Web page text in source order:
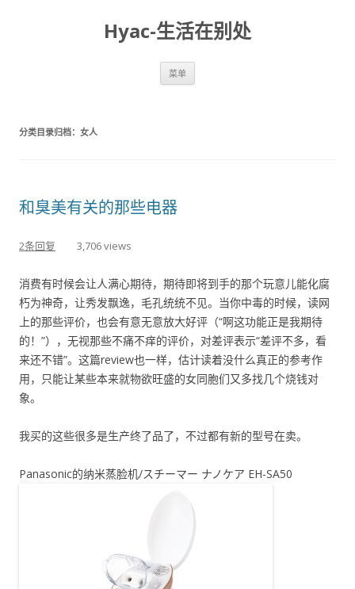
Hyac-生活在别处
菜单
分类目录归档： 女人
和臭美有关的那些电器
2条回复 3,706 views
消费有时候会让人满心期待，期待即将到手的那个玩意儿能化腐
朽为神奇，让秀发飘逸，毛孔统统不见。当你中毒的时候，读网
上的那些评价，也会有意无意放大好评（“啊这功能正是我期待
的！”），无视那些不痛不痒的评价，对差评表示“差评不多，看
来还不错”。这篇review也一样，估计读着没什么真正的参考作
用，只能让某些本来就物欲旺盛的女同胞们又多找几个烧钱对
象。
我买的这些很多是生产终了品了，不过都有新的型号在卖。
Panasonic的纳米蒸脸机/スチーマー ナノケア EH-SA50